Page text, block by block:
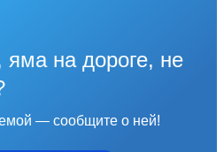
яма на дороге, не
— сообщите о ней!